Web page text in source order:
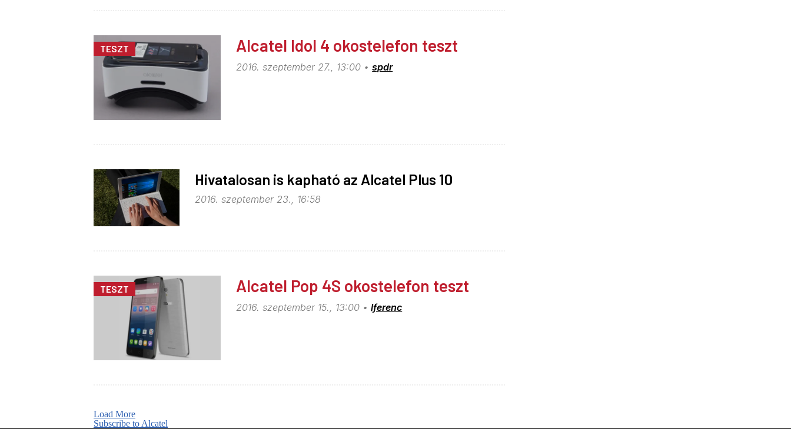
TESZT Alcatel Idol 4 okostelefon teszt
2016. szeptember 27., 13:00 spdr
Hivatalosan is kapható az Alcatel Plus 10
2016. szeptember 23., 16:58
TESZT Alcatel Pop 4S okostelefon teszt
2016. szeptember 15., 13:00 lferenc
Load More
Subscribe to Alcatel